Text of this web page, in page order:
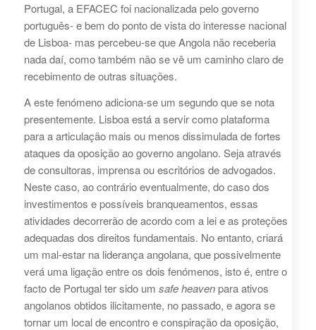
Portugal, a EFACEC foi nacionalizada pelo governo
português- e bem do ponto de vista do interesse nacional
de Lisboa- mas percebeu-se que Angola não receberia
nada daí, como também não se vê um caminho claro de
recebimento de outras situações.
A este fenómeno adiciona-se um segundo que se nota
presentemente. Lisboa está a servir como plataforma
para a articulação mais ou menos dissimulada de fortes
ataques da oposição ao governo angolano. Seja através
de consultoras, imprensa ou escritórios de advogados.
Neste caso, ao contrário eventualmente, do caso dos
investimentos e possíveis branqueamentos, essas
atividades decorrerão de acordo com a lei e as proteções
adequadas dos direitos fundamentais. No entanto, criará
um mal-estar na liderança angolana, que possivelmente
verá uma ligação entre os dois fenómenos, isto é, entre o
facto de Portugal ter sido um safe heavenpara ativos
angolanos obtidos ilicitamente, no passado, e agora se
tornar um local de encontro e conspiração da oposição,